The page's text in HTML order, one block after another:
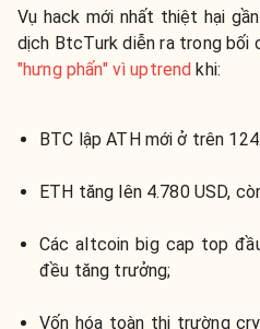
Vụ hack mới nhất thiệt hại
dịch BtcTurk diễn ra trong bối
"hưng phấn" vì uptrend khi:
BTC lập ATH mới ở trên
ETH tăng lên 4.780 USD,
Các altcoin big cap top
đều tăng trưởng;
Vốn hóa toàn thị trường